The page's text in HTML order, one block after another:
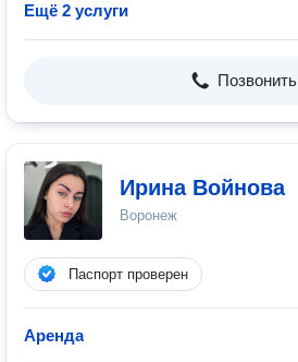
Ещё 2 услуги
Позвонить
Ирина Войнова
Воронеж
Паспорт проверен
Аренда